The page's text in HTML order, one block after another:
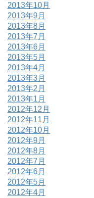
2013年10月
2013年9月
2013年8月
2013年7月
2013年6月
2013年5月
2013年4月
2013年3月
2013年2月
2013年1月
2012年12月
2012年11月
2012年10月
2012年9月
2012年8月
2012年7月
2012年6月
2012年5月
2012年4月